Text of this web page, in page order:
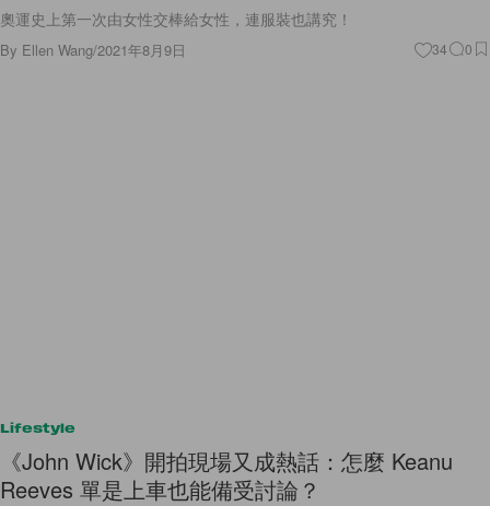
奧運史上第一次由女性交棒給女性，連服裝也講究！
By Ellen Wang/2021年8月9日 34 0
Lifestyle
《John Wick》開拍現場又成熱話：怎麼 Keanu
Reeves 單是上車也能備受討論？